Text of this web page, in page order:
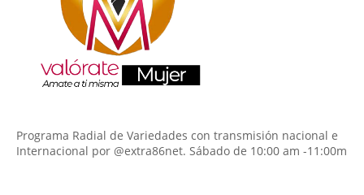
Programa Radial de Variedades con transmisión nacional e
Internacional por @extra86net. Sábado de 10:00 am -11:00m